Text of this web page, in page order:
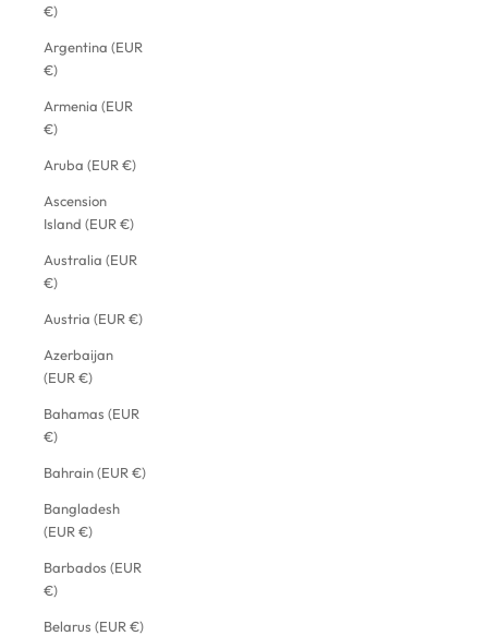
€)
Argentina (EUR
€)
Armenia (EUR
€)
Aruba (EUR €)
Ascension
Island (EUR €)
Australia (EUR
€)
Austria (EUR €)
Azerbaijan
(EUR €)
Bahamas (EUR
€)
Bahrain (EUR €)
Bangladesh
(EUR €)
Barbados (EUR
€)
Belarus (EUR €)